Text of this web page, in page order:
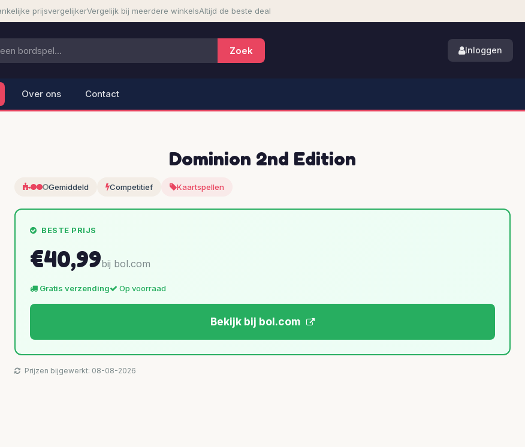
prijsvergelijkerVergelijk bij meerdere winkelsAltijd de beste deal
Inloggen
Over ons Contact
Dominion 2nd Edition
Gemiddeld Competitief Kaartspellen
BESTE PRIJS
€40,99bij bol.com
Gratis verzending Op voorraad
Bekijk bij bol.com
Prijzen bijgewerkt: 08-08-2026